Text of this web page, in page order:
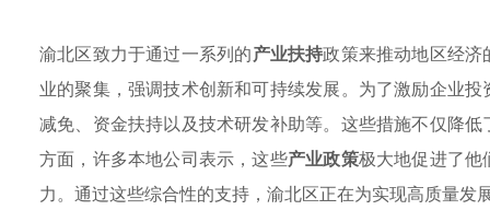
渝北区致力于通过一系列的产业扶持政策来推动地区经
业的聚集，强调技术创新和可持续发展。为了激励企业
减免、资金扶持以及技术研发补助等。这些措施不仅降
方面，许多本地公司表示，这些产业政策极大地促进了他
力。通过这些综合性的支持，渝北区正在为实现高质量发